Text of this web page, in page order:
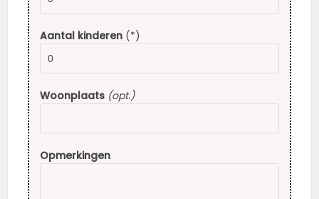
Aantal kinderen(*)
Woonplaats (opt.)
Opmerkingen